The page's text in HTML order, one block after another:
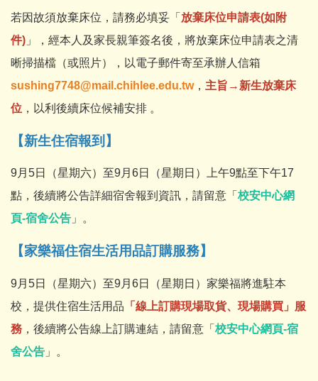
若因故須放棄床位，請務必填妥「 放棄床位申請表(如附
件) 」，經本人及家長親筆簽名後，將放棄床位申請表之清
晰掃描檔（或照片），以電子郵件寄至承辦人信箱
sushing7748@mail.chihlee.edu.tw， 主旨→新生放棄床
位 ，以利後續床位候補安排 。
【新生住宿報到】
9月5日（星期六）至9月6日（星期日）上午9點至下午17
點，後續將公告詳細宿舍報到資訊，請留意「 校安中心網
頁-宿舍公告 」。
【家樂福住宿生活用品訂購服務】
9月5日（星期六）至9月6日（星期日）家樂福將進駐本
校，提供住宿生活用品 「線上訂購現場取貨、現場購買」服
務 ，後續將公告線上訂購連結，請留意「 校安中心網頁-宿
舍公告 」。